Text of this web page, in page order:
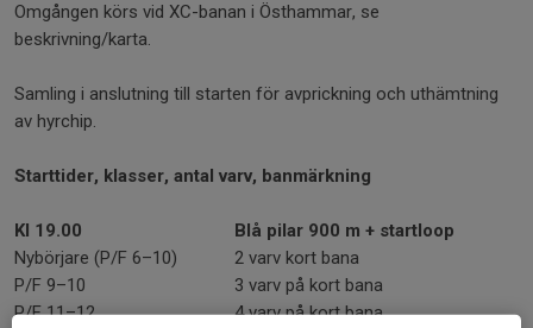
Omgången körs vid XC-banan i Östhammar, se
beskrivning/karta.
Samling i anslutning till starten för avprickning och uthämtning
av hyrchip.
Starttider, klasser, antal varv, banmärkning
Kl 19.00
Blå pilar 900 m + startloop
Nybörjare (P/F 6–10)
2 varv kort bana
P/F 9–10
3 varv på kort bana
P/F 11–12
4 varv på kort bana